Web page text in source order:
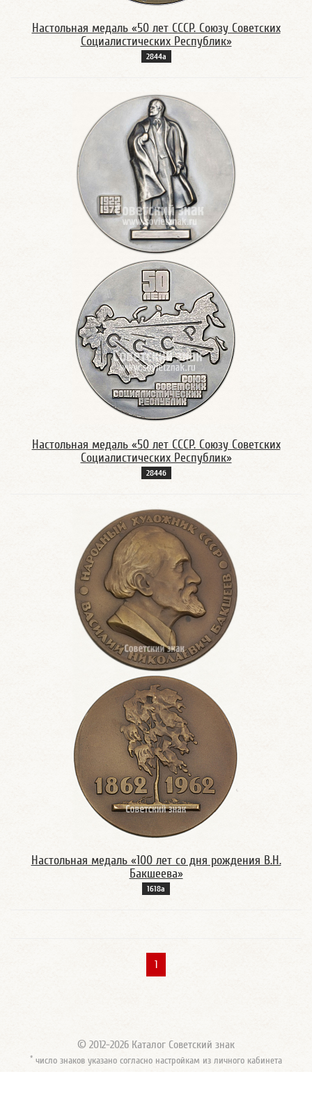
Настольная медаль «50 лет СССР. Союзу Советских
Социалистических Республик»
2844а
Настольная медаль «50 лет СССР. Союзу Советских
Социалистических Республик»
2844б
Настольная медаль «100 лет со дня рождения В.Н.
Бакшеева»
1618а
1
© 2012-2026 Каталог Советский знак
* число знаков указано согласно настройкам из личного кабинета